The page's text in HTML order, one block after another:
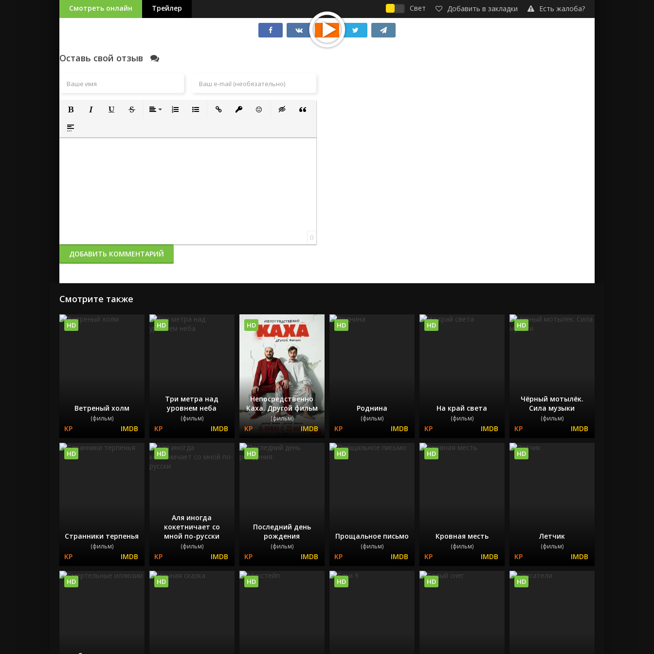
Смотреть онлайн Трейлер Свет Добавить в закладки Есть жалоба?
Оставь свой отзыв
Полужирный
Вставка спойлера
0
ДОБАВИТЬ КОММЕНТАРИЙ
Смотрите также
Ветреный холм
(фильм)
HD
Три метра над
уровнем неба
(фильм)
HD
Непосредственно
Каха. Другой фильм
(фильм)
HD
Роднина
(фильм)
HD
На край света
(фильм)
HD
Чёрный мотылёк.
Сила музыки
(фильм)
HD
Странники терпенья
(фильм)
HD
Аля иногда
кокетничает со
мной по-русски
(фильм)
HD
Последний день
рождения
(фильм)
HD
Прощальное письмо
(фильм)
HD
Кровная месть
(фильм)
HD
Летчик
(фильм)
HD
HD HD HD HD HD HD